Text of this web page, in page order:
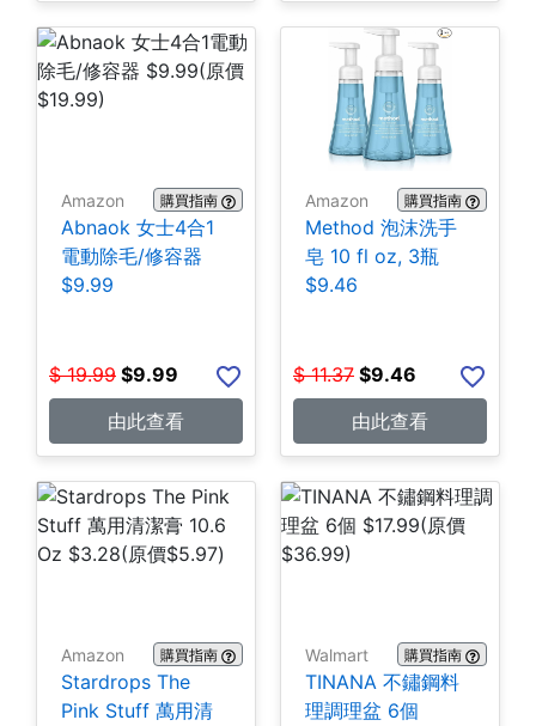
Amazon 購買指南
Abnaok 女士4合1
電動除毛/修容器
$9.99
$ 19.99 $9.99
由此查看
Amazon 購買指南
Method 泡沫洗手
皂 10 fl oz, 3瓶
$9.46
$ 11.37 $9.46
由此查看
Amazon 購買指南
Stardrops The
Pink Stuff 萬用清
Walmart 購買指南
TINANA 不鏽鋼料
理調理盆 6個